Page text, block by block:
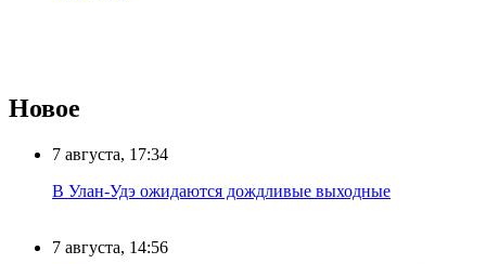
Новое
7 августа, 17:34
В Улан-Удэ ожидаются дождливые выходные
7 августа, 14:56